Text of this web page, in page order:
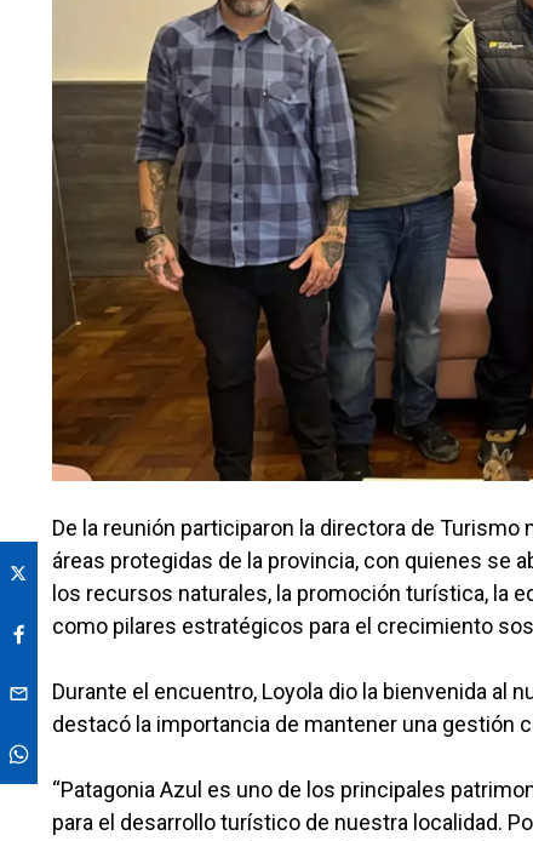
De la reunión participaron la directora de
áreas protegidas de la provincia, con quienes se
los recursos naturales, la promoción turística, la
como pilares estratégicos para el crecimiento
Durante el encuentro, Loyola dio la bienvenida al
destacó la importancia de mantener una gestión
“Patagonia Azul es uno de los principales
para el desarrollo turístico de nuestra localidad.